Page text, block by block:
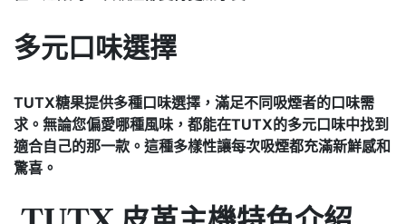
多元口味選擇
TUTX糖果提供多種口味選擇，滿足不同吸煙者的口味需
求。 無論您偏愛哪種風味，都能在TUTX的多元口味中找到
適合自己的那一款。 這種多樣性讓每次吸煙都充滿新鮮感和
驚喜。